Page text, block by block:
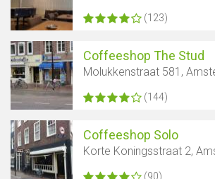
(123)
Coffeeshop The Stud
Molukkenstraat 581,
(144)
Coffeeshop Solo
Korte Koningsstraat 2,
(90)